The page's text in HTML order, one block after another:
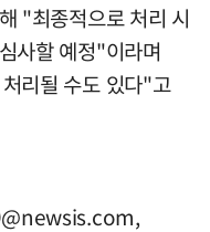
"최종적으로 처리 시
사할 예정"이라며
리될 수도 있다"고
,